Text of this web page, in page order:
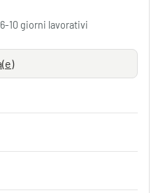
10 giorni lavorativi